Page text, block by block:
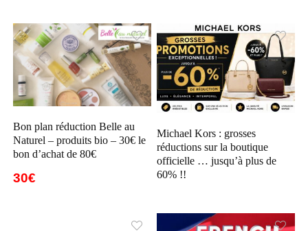
Bon plan réduction Belle au
Naturel – produits bio – 30€ le
bon d’achat de 80€
30€
Michael Kors : grosses
réductions sur la boutique
officielle … jusqu’à plus de
60% !!